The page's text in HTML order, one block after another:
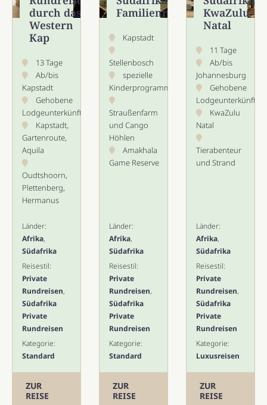
durch das
Western
Kap
13 Tage
Ab/bis
Kapstadt
Gehobene
Lodgeunterkünfte
Kapstadt,
Gartenroute,
Aquila
Oudtshoorn,
Plettenberg,
Hermanus
Länder:
Afrika,
Südafrika
Reisestil:
Private
Rundreisen,
Südafrika
Private
Rundreisen
Kategorie:
Standard
ZUR
REISE
Familienrundreise
Kapstadt
Stellenbosch
spezielle
Kinderprogramme
Straußenfarm
und Cango
Höhlen
Amakhala
Game Reserve
Länder:
Afrika,
Südafrika
Reisestil:
Private
Rundreisen,
Südafrika
Private
Rundreisen
Kategorie:
Standard
ZUR
REISE
KwaZulu
Natal
11 Tage
Ab/bis
Johannesburg
Gehobene
Lodgeunterkünfte
KwaZulu
Natal
Tierabenteur
und Strand
Länder:
Afrika,
Südafrika
Reisestil:
Private
Rundreisen,
Südafrika
Private
Rundreisen
Kategorie:
Luxusreisen
ZUR
REISE